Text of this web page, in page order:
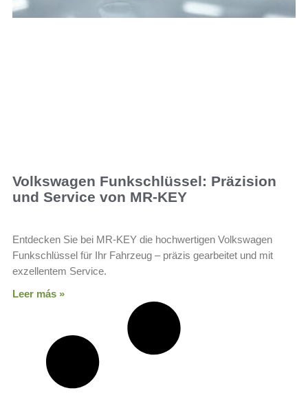
Volkswagen Funkschlüssel: Präzision
und Service von MR-KEY
Entdecken Sie bei MR-KEY die hochwertigen Volkswagen
Funkschlüssel für Ihr Fahrzeug – präzis gearbeitet und mit
exzellentem Service.
Leer más »